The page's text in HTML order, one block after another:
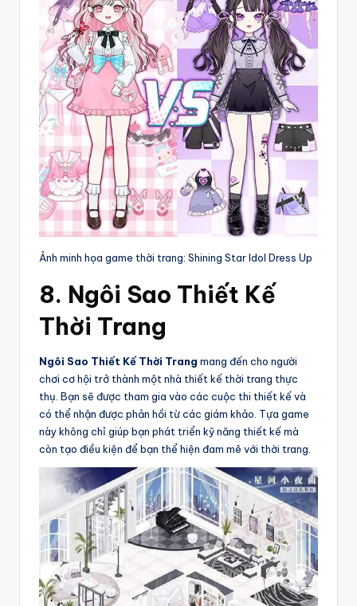
Ảnh minh họa game thời trang: Shining Star Idol Dress Up
8. Ngôi Sao Thiết Kế
Thời Trang
Ngôi Sao Thiết Kế Thời Trang mang đến cho người
chơi cơ hội trở thành một nhà thiết kế thời trang thực
thụ. Bạn sẽ được tham gia vào các cuộc thi thiết kế và
có thể nhận được phản hồi từ các giám khảo. Tựa game
này không chỉ giúp bạn phát triển kỹ năng thiết kế mà
còn tạo điều kiện để bạn thể hiện đam mê với thời trang.